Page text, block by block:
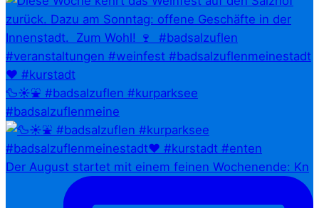
🦆☀️⛲ #badsalzuflen #kurparksee
#badsalzuflenmeine
Der August startet mit einem feinen Wochenende: Kn